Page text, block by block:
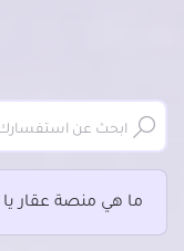
ما هي منصة عقار